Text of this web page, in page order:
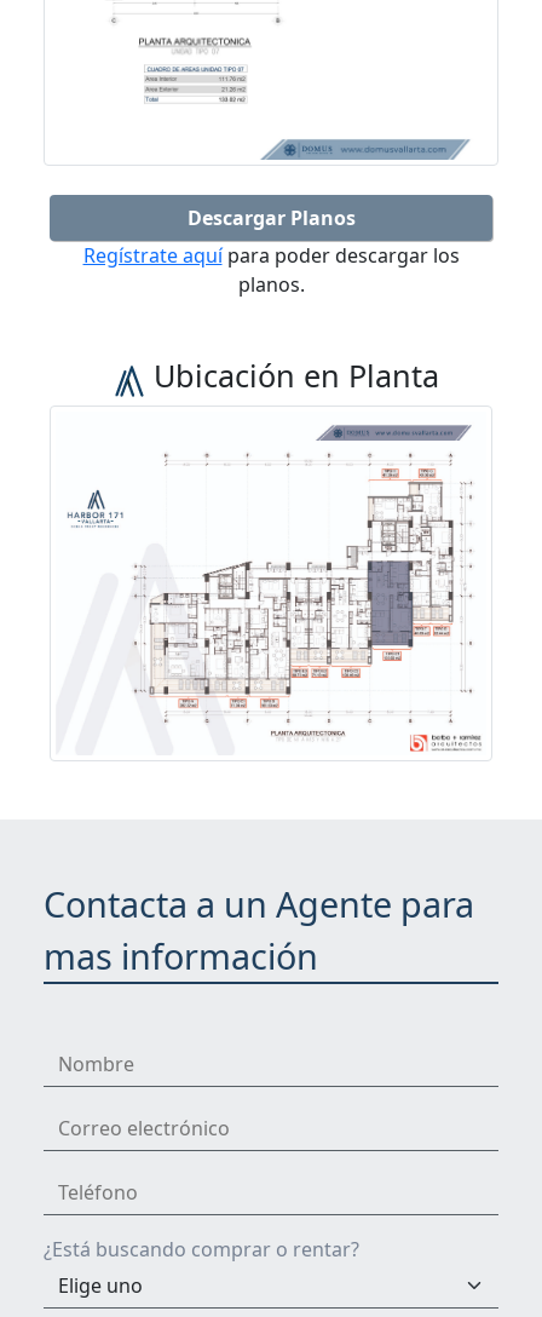
Descargar Planos
Regístrate aquípara poder descargar los
planos.
Ubicación en Planta
Contacta a un Agente para
mas información
¿Está buscando comprar o rentar?